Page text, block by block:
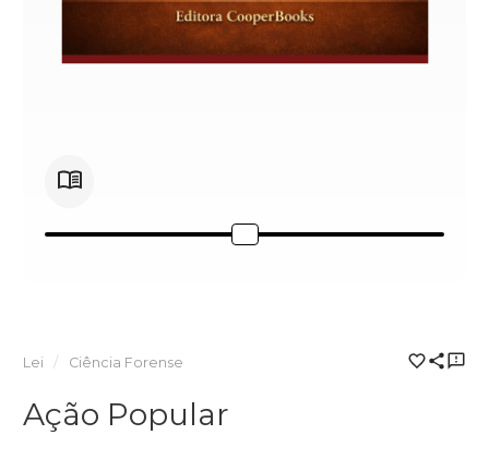
Lei Ciência Forense
Ação Popular